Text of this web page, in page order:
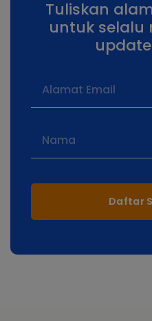
Tuliskan
untuk selalu
Daftar